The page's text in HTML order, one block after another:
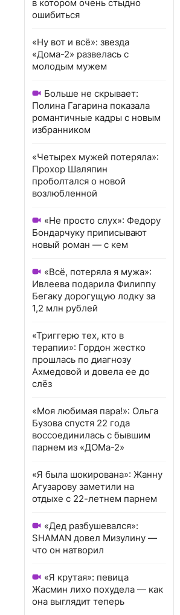
в котором очень стыдно
ошибиться
«Ну вот и всё»: звезда
«Дома-2» развелась с
молодым мужем
Больше не скрывает:
Полина Гагарина показала
романтичные кадры с новым
избранником
«Четырех мужей потеряла»:
Прохор Шаляпин
проболтался о новой
возлюбленной
«Не просто слух»: Федору
Бондарчуку приписывают
новый роман — с кем
«Всё, потеряла я мужа»:
Ивлеева подарила Филиппу
Бегаку дорогущую лодку за
1,2 млн рублей
«Триггерю тех, кто в
терапии»: Гордон жестко
прошлась по диагнозу
Ахмедовой и довела ее до
слёз
«Моя любимая пара!»: Ольга
Бузова спустя 22 года
воссоединилась с бывшим
парнем из «ДОМа-2»
«Я была шокирована»: Жанну
Агузарову заметили на
отдыхе с 22-летнем парнем
«Дед разбушевался»:
SHAMAN довел Мизулину —
что он натворил
«Я крутая»: певица
Жасмин лихо похудела — как
она выглядит теперь